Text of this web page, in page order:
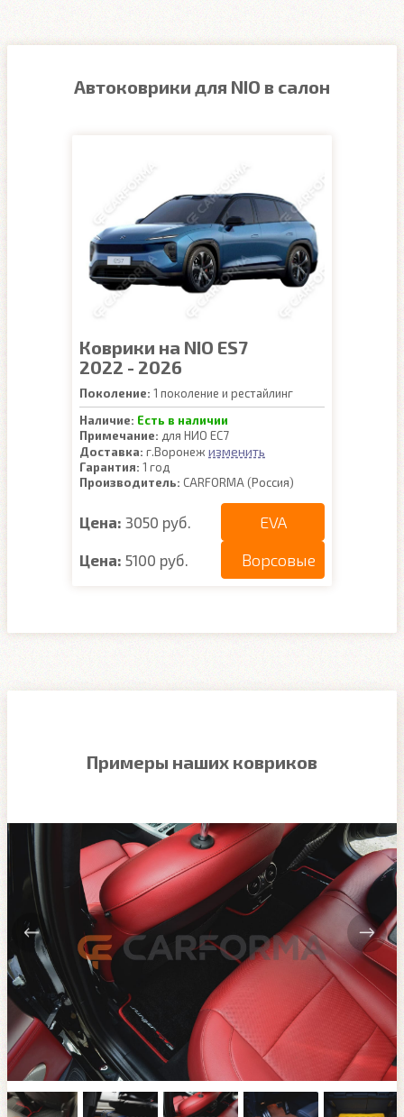
Автоковрики для NIO в салон
Коврики на NIO ES7
2022 - 2026
Поколение: 1 поколение и рестайлинг
Наличие: Есть в наличии
Примечание: для НИО ЕС7
Доставка: г.Воронеж изменить
Гарантия: 1 год
Производитель: CARFORMA (Россия)
Цена: 3050 руб. EVA
Цена: 5100 руб. Ворсовые
Примеры наших ковриков